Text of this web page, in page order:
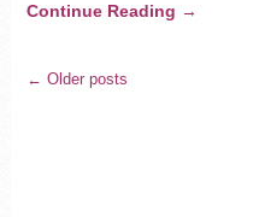
Continue Reading →
← Older posts